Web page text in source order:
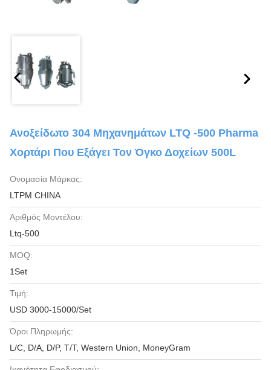
Ανοξείδωτο 304 Μηχανημάτων LTQ -500 Pharma
Χορτάρι Που Εξάγει Τον Όγκο Δοχείων 500L
Ονομασία Μάρκας:
LTPM CHINA
Αριθμός Μοντέλου:
Ltq-500
MOQ:
1Set
Τιμή:
USD 3000-15000/Set
Όροι Πληρωμής:
L/C, D/A, D/P, T/T, Western Union, MoneyGram